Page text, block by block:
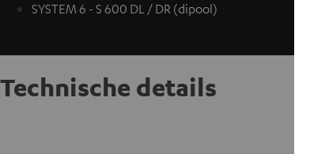
SYSTEM 6 - S 600 DL / DR (dipool)
Technische details